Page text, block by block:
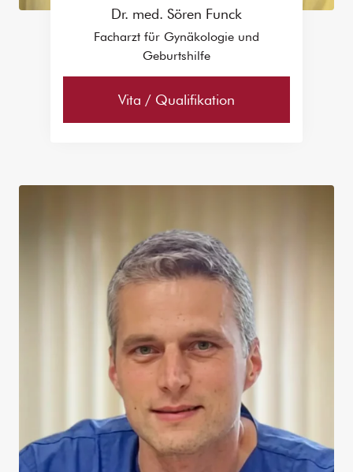
Dr. med. Sören Funck
Facharzt für Gynäkologie und
Geburtshilfe
Vita / Qualifikation